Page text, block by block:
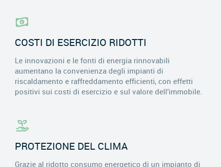
COSTI DI ESERCIZIO RIDOTTI
Le innovazioni e le fonti di energia rinnovabili
aumentano la convenienza degli impianti di
riscaldamento e raffreddamento efficienti, con effetti
positivi sui costi di esercizio e sul valore dell’immobile.
PROTEZIONE DEL CLIMA
Grazie al ridotto consumo energetico di un impianto di